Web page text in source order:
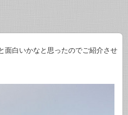
面白いかなと思ったのでご紹介させ